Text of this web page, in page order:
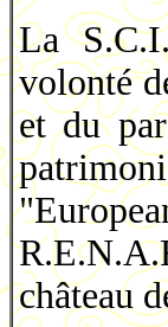
La
volonté
et du
château